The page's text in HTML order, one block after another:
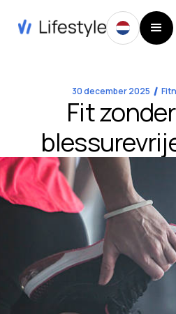
30 december 2025
Fit